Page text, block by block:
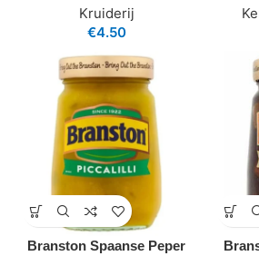
Kruiderij
€4.50
Branston Spaanse Peper